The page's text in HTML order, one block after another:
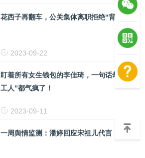
花西子再翻车，公关集体离职拒绝“背锅”？
2023-09-22
盯着所有女生钱包的李佳琦，一句话却把“打
工人”都气疯了！
2023-09-11
一周舆情监测：潘婷回应宋祖儿代言